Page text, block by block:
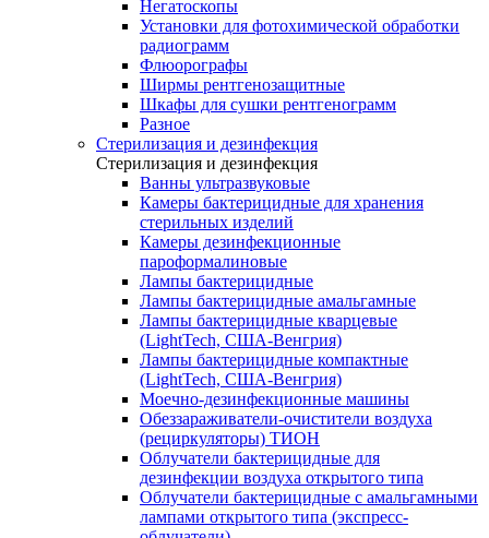
Негатоскопы
Установки для фотохимической обработки
радиограмм
Флюорографы
Ширмы рентгенозащитные
Шкафы для сушки рентгенограмм
Разное
Стерилизация и дезинфекция
Стерилизация и дезинфекция
Ванны ультразвуковые
Камеры бактерицидные для хранения
стерильных изделий
Камеры дезинфекционные
пароформалиновые
Лампы бактерицидные
Лампы бактерицидные амальгамные
Лампы бактерицидные кварцевые
(LightTech, США-Венгрия)
Лампы бактерицидные компактные
(LightTech, США-Венгрия)
Моечно-дезинфекционные машины
Обеззараживатели-очистители воздуха
(рециркуляторы) ТИОН
Облучатели бактерицидные для
дезинфекции воздуха открытого типа
Облучатели бактерицидные с амальгамными
лампами открытого типа (экспресс-